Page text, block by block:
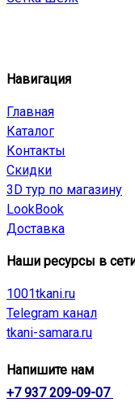
Навигация
Главная
Каталог
Контакты
Скидки
3D тур по магазину
LookBook
Доставка
Наши ресурсы в
1001tkani.ru
Telegram канал
tkani-samara.ru
Напишите нам
+7 937 209-09-07